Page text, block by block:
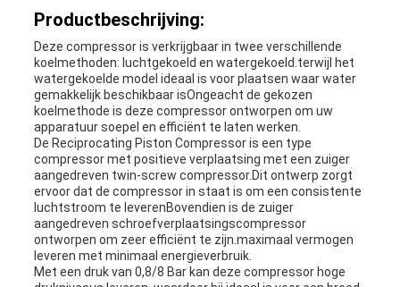
POLICY
Productbeschrijving:
Deze compressor is verkrijgbaar in twee verschillende
koelmethoden: luchtgekoeld en watergekoeld.terwijl het
watergekoelde model ideaal is voor plaatsen waar water
gemakkelijk beschikbaar isOngeacht de gekozen
koelmethode is deze compressor ontworpen om uw
apparatuur soepel en efficiënt te laten werken.
De Reciprocating Piston Compressor is een type
compressor met positieve verplaatsing met een zuiger
aangedreven twin-screw compressor.Dit ontwerp zorgt
ervoor dat de compressor in staat is om een consistente
luchtstroom te leverenBovendien is de zuiger
aangedreven schroefverplaatsingscompressor
ontworpen om zeer efficiënt te zijn.maximaal vermogen
leveren met minimaal energieverbruik.
Met een druk van 0,8/8 Bar kan deze compressor hoge